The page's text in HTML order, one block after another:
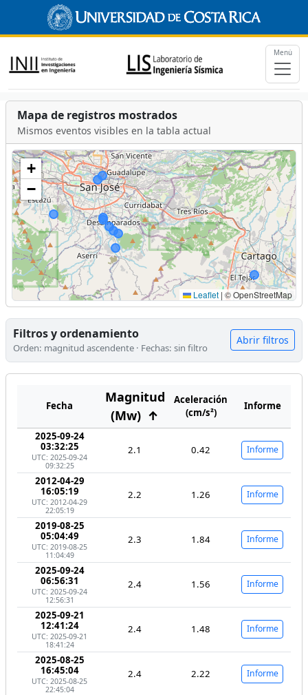
Menú
Mapa de registros mostrados
Mismos eventos visibles en la tabla actual
+
−
Leaflet | © OpenStreetMap
Filtros y ordenamiento
Orden: magnitud ascendente · Fechas: sin filtro
Abrir filtros
Fecha
Magnitud
(Mw) ↑
Aceleración
(cm/s²)
Informe
2025-09-24
03:32:25
UTC: 2025-09-24
09:32:25
2.1 0.42 Informe
2012-04-29
16:05:19
UTC: 2012-04-29
22:05:19
2.2 1.26 Informe
2019-08-25
05:04:49
UTC: 2019-08-25
11:04:49
2.3 1.84 Informe
2025-09-24
06:56:31
UTC: 2025-09-24
12:56:31
2.4 1.56 Informe
2025-09-21
12:41:24
UTC: 2025-09-21
18:41:24
2.4 1.48 Informe
2025-08-25
16:45:04
UTC: 2025-08-25
22:45:04
2.4 2.22 Informe